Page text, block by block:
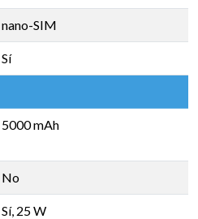
nano-SIM
Sí
5000 mAh
No
Sí, 25 W